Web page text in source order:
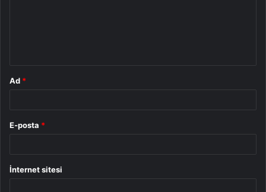
Ad *
E-posta *
İnternet sitesi